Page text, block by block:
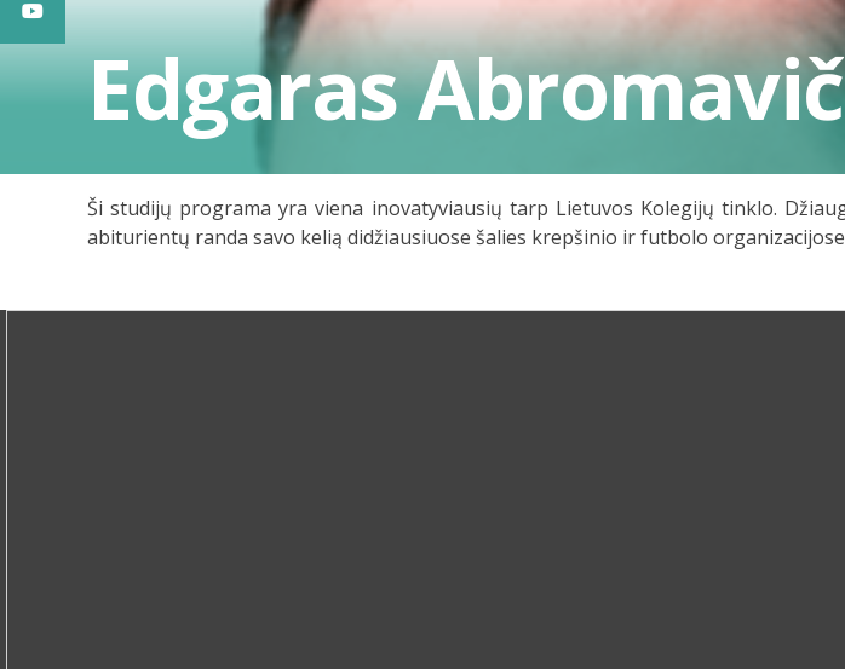
Edgaras
Ši studijų programa yra viena inovatyviausių tarp Lietuvos Kolegijų tinklo.
abiturientų randa savo kelią didžiausiuose šalies krepšinio ir futbolo